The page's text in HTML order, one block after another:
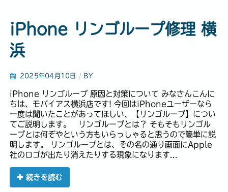
iPhone リンゴループ修理 横
浜
2025年04月10日 / BY
iPhone リンゴループ 原因と対策について みなさんこんに
ちは、モバイアス横浜店です! 今回はiPhoneユーザーなら
一度は聞いたことがあってほしい、【リンゴループ】につい
てご説明します。 リンゴループとは？ そもそもリンゴル
ープとは何ぞやという方もいらっしゃると思うので簡単に説
明します。 リンゴループとは、その名の通り画面にApple
社のロゴが出たり消えたりする現象になります...
続きを読む